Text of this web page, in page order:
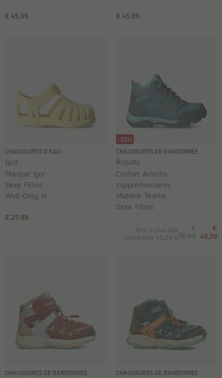
€ 45,95 € 45,95
CHAUSSURES D'EAU
Igor
€ 25,99
Marque: Igor
Sexe: Filles
Web-Only: N
-35%
CHAUSSURES DE RANDONNÉE
Regatta
Prix le plus bas
précédent: 49,39 €
€
75,99
€
49,39
Confort:Amortis
supplémentaires
Matière: Textile
Sexe: Filles
CHAUSSURES DE RANDONNÉE
CHAUSSURES DE RANDONNÉE